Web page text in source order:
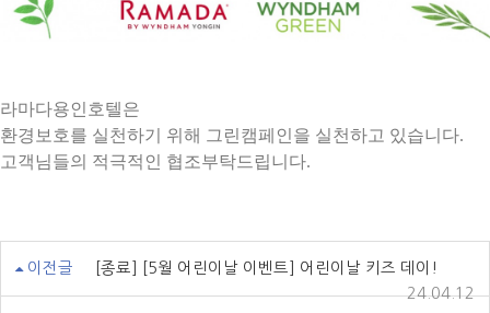
라마다용인호텔은
환경보호를 실천하기 위해 그린캠페인을 실천하고 있습니다.
고객님들의 적극적인 협조부탁드립니다.
이전글
[종료] [5월 어린이날 이벤트] 어린이날 키즈 데이!
24.04.12